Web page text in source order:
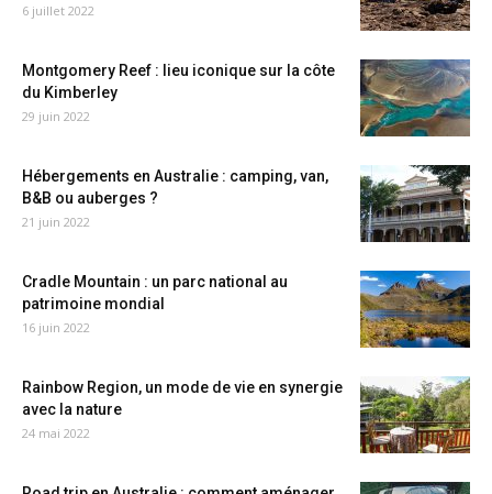
6 juillet 2022
Montgomery Reef : lieu iconique sur la côte
du Kimberley
29 juin 2022
Hébergements en Australie : camping, van,
B&B ou auberges ?
21 juin 2022
Cradle Mountain : un parc national au
patrimoine mondial
16 juin 2022
Rainbow Region, un mode de vie en synergie
avec la nature
24 mai 2022